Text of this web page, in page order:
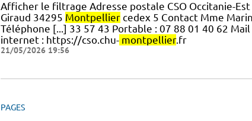
Afficher le filtrage Adresse postale CSO Occitanie-Est
Giraud 34295 Montpelliercedex 5 Contact Mme
Téléphone [...] 33 57 43 Portable : 07 88 01 40 62
internet : https://cso.chu- montpellier.fr
21/05/2026 19:56
PAGES